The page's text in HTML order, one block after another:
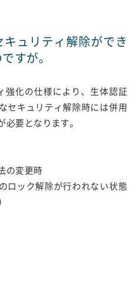
ュリティ解除ができ
すが。
強化の仕様により、生体認証
セキュリティ解除時には併用
必要となります。
の変更時
ロック解除が行われない状態